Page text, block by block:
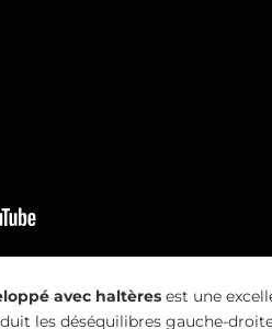
avec haltèresest une
les déséquilibres gauche-